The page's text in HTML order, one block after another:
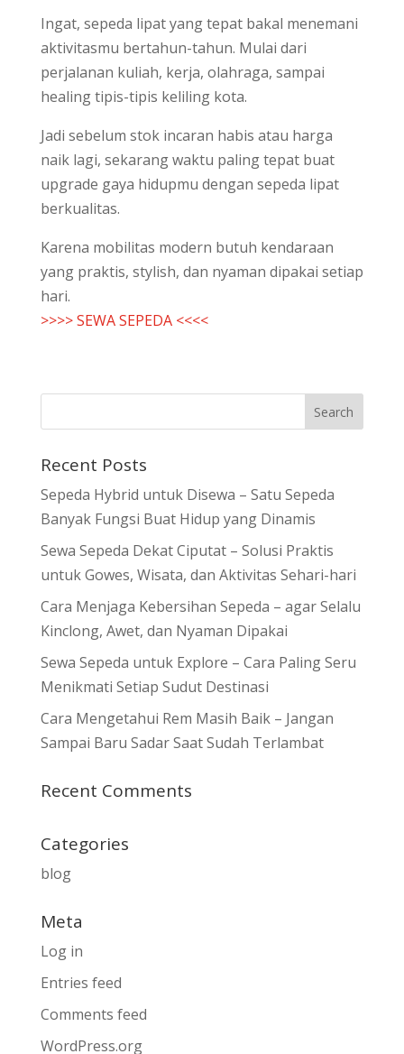
Ingat, sepeda lipat yang tepat bakal menemani
aktivitasmu bertahun-tahun. Mulai dari
perjalanan kuliah, kerja, olahraga, sampai
healing tipis-tipis keliling kota.
Jadi sebelum stok incaran habis atau harga
naik lagi, sekarang waktu paling tepat buat
upgrade gaya hidupmu dengan sepeda lipat
berkualitas.
Karena mobilitas modern butuh kendaraan
yang praktis, stylish, dan nyaman dipakai setiap
hari.
>>>> SEWA SEPEDA <<<<
Recent Posts
Sepeda Hybrid untuk Disewa – Satu Sepeda
Banyak Fungsi Buat Hidup yang Dinamis
Sewa Sepeda Dekat Ciputat – Solusi Praktis
untuk Gowes, Wisata, dan Aktivitas Sehari-hari
Cara Menjaga Kebersihan Sepeda – agar Selalu
Kinclong, Awet, dan Nyaman Dipakai
Sewa Sepeda untuk Explore – Cara Paling Seru
Menikmati Setiap Sudut Destinasi
Cara Mengetahui Rem Masih Baik – Jangan
Sampai Baru Sadar Saat Sudah Terlambat
Recent Comments
Categories
blog
Meta
Log in
Entries feed
Comments feed
WordPress.org